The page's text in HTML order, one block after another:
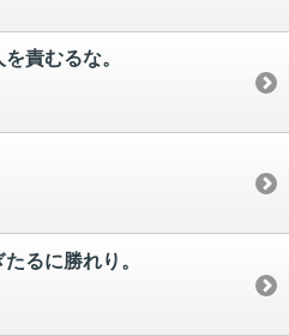
責むるな。
るに勝れり。